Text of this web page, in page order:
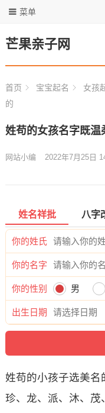
芒果亲子网
菜单
首页 宝宝起名 女孩
的
姓苟的女孩名字既温
网站小编 2022年7月25日
姓名祥批 八字
你的姓氏
你的名字
你的性别 男
出生日期
姓苟的小孩子选美名
珍、龙、派、沐、茂